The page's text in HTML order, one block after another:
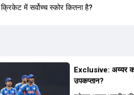
में सर्वोच्च स्कोर कितना है?
Exclusive: अय्यर
उपकप्तान?